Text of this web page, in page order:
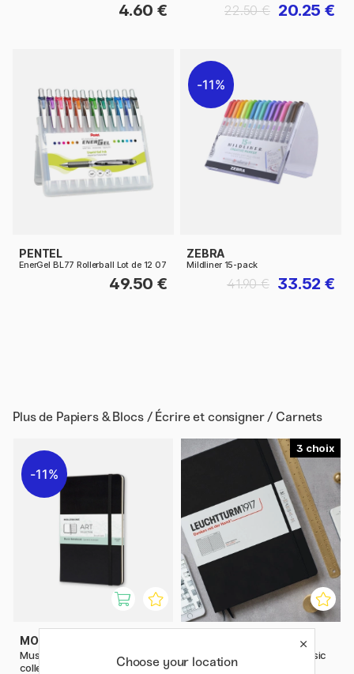
4.60 € 20.25 €
22.50 €
PENTEL
EnerGel BL77 Rollerball Lot de 12 07
49.50 €
11%
ZEBRA
Mildliner 15-pack
33.52 €
41.90 €
Plus de Papiers & Blocs / Écrire et consigner / Carnets
11%
MOLESKINE
Music Notebook ART
collection Large Black
3
Notebook A4 Master Classic
Choose your location